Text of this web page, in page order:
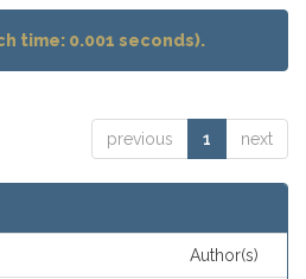
time: 0.001 seconds).
previous 1 next
Author(s)